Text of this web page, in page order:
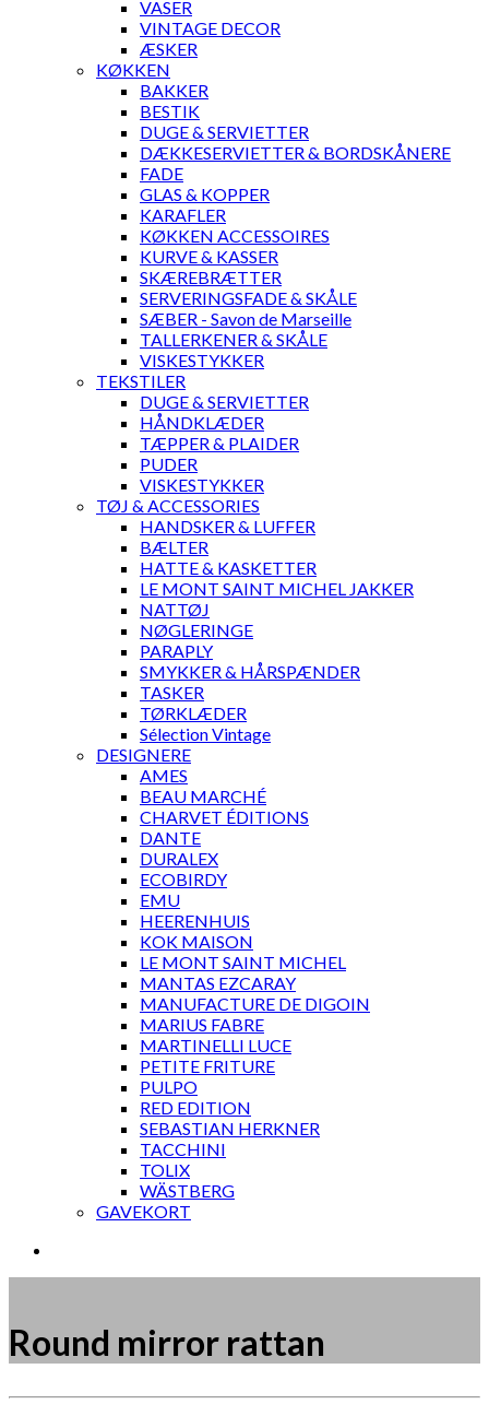
VASER
VINTAGE DECOR
ÆSKER
KØKKEN
BAKKER
BESTIK
DUGE & SERVIETTER
DÆKKESERVIETTER & BORDSKÅNERE
FADE
GLAS & KOPPER
KARAFLER
KØKKEN ACCESSOIRES
KURVE & KASSER
SKÆREBRÆTTER
SERVERINGSFADE & SKÅLE
SÆBER - Savon de Marseille
TALLERKENER & SKÅLE
VISKESTYKKER
TEKSTILER
DUGE & SERVIETTER
HÅNDKLÆDER
TÆPPER & PLAIDER
PUDER
VISKESTYKKER
TØJ & ACCESSORIES
HANDSKER & LUFFER
BÆLTER
HATTE & KASKETTER
LE MONT SAINT MICHEL JAKKER
NATTØJ
NØGLERINGE
PARAPLY
SMYKKER & HÅRSPÆNDER
TASKER
TØRKLÆDER
Sélection Vintage
DESIGNERE
AMES
BEAU MARCHÉ
CHARVET ÉDITIONS
DANTE
DURALEX
ECOBIRDY
EMU
HEERENHUIS
KOK MAISON
LE MONT SAINT MICHEL
MANTAS EZCARAY
MANUFACTURE DE DIGOIN
MARIUS FABRE
MARTINELLI LUCE
PETITE FRITURE
PULPO
RED EDITION
SEBASTIAN HERKNER
TACCHINI
TOLIX
WÄSTBERG
GAVEKORT
Round mirror rattan